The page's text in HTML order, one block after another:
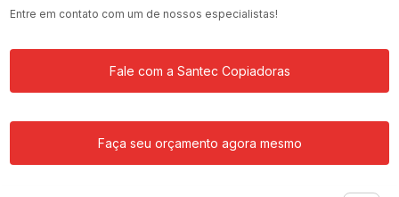
Entre em contato com um de nossos especialistas!
Fale com a Santec Copiadoras
Faça seu orçamento agora mesmo